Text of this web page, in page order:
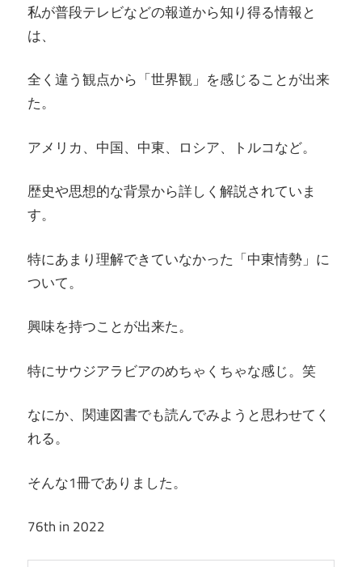
私が普段テレビなどの報道から知り得る情報と
は、
全く違う観点から「世界観」を感じることが出来
た。
アメリカ、中国、中東、ロシア、トルコなど。
歴史や思想的な背景から詳しく解説されていま
す。
特にあまり理解できていなかった「中東情勢」に
ついて。
興味を持つことが出来た。
特にサウジアラビアのめちゃくちゃな感じ。笑
なにか、関連図書でも読んでみようと思わせてく
れる。
そんな1冊でありました。
76th in 2022